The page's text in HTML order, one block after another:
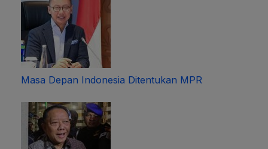
Masa Depan Indonesia Ditentukan MPR